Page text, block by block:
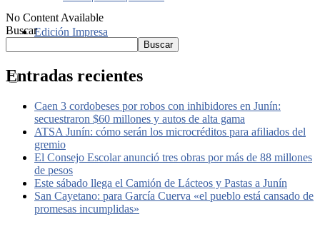
Edición Impresa
No Content Available
Buscar
Buscar
Entradas recientes
Caen 3 cordobeses por robos con inhibidores en Junín:
secuestraron $60 millones y autos de alta gama
ATSA Junín: cómo serán los microcréditos para afiliados del
gremio
El Consejo Escolar anunció tres obras por más de 88 millones
de pesos
Este sábado llega el Camión de Lácteos y Pastas a Junín
San Cayetano: para García Cuerva «el pueblo está cansado de
promesas incumplidas»